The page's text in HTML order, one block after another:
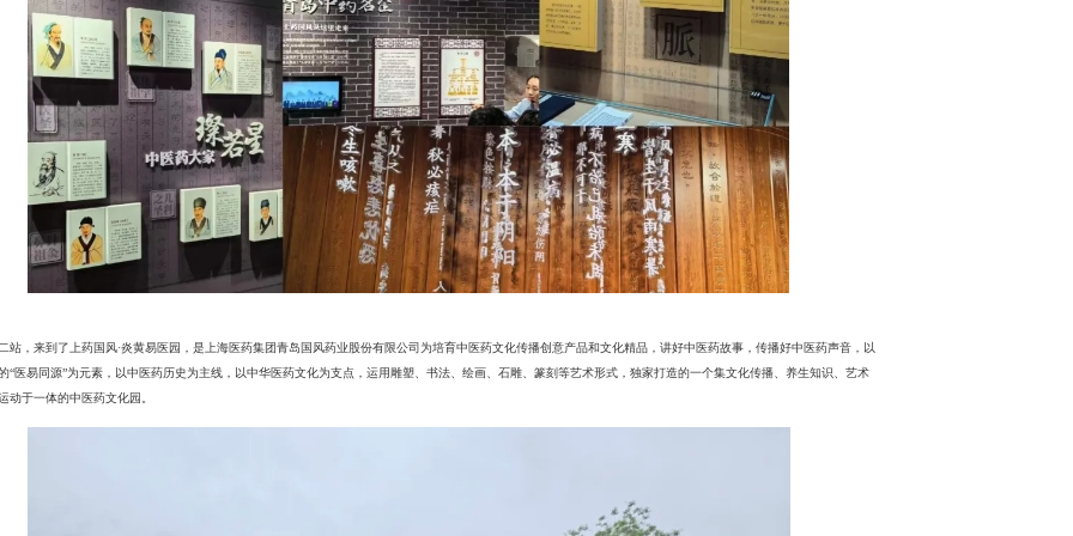
站，来到了上药国风·炎黄易医园，是上海医药集团青岛国风药业股份有限公司为培育中医药文化传播创意产品和文化精品，讲好中医药故事，传播好中医药声音，以
“医易同源”为元素，以中医药历史为主线，以中华医药文化为支点，运用雕塑、书法、绘画、石雕、篆刻等艺术形式，独家打造的一个集文化传播、养生知识、艺术
动于一体的中医药文化园。